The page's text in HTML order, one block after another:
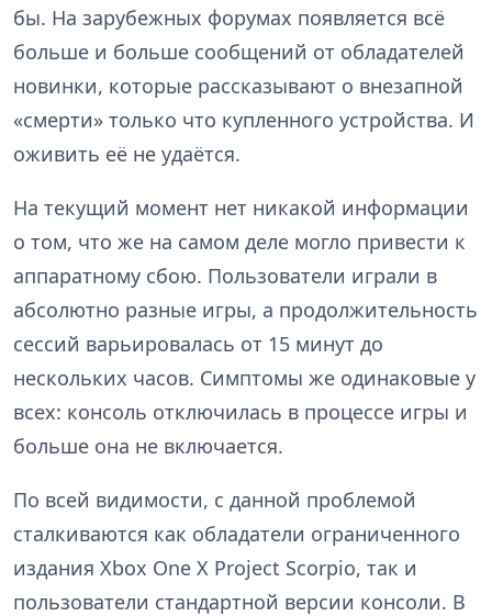
бы. На зарубежных форумах появляется всё
больше и больше сообщений от обладателей
новинки, которые рассказывают о внезапной
«смерти» только что купленного устройства. И
оживить её не удаётся.
На текущий момент нет никакой информации
о том, что же на самом деле могло привести к
аппаратному сбою. Пользователи играли в
абсолютно разные игры, а продолжительность
сессий варьировалась от 15 минут до
нескольких часов. Симптомы же одинаковые у
всех: консоль отключилась в процессе игры и
больше она не включается.
По всей видимости, с данной проблемой
сталкиваются как обладатели ограниченного
издания Xbox One X Project Scorpio, так и
пользователи стандартной версии консоли. В